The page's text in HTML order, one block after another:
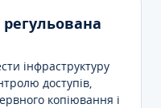
інфраструктуру
доступів,
копіювання і